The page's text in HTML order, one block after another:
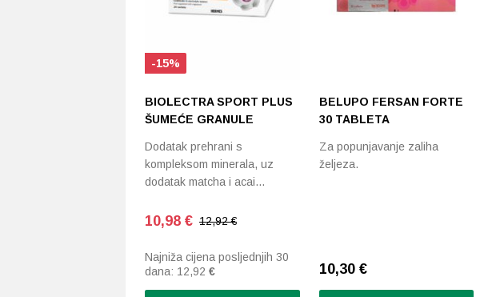
-15%
BIOLECTRA SPORT PLUS
ŠUMEĆE GRANULE
Dodatak prehrani s
kompleksom minerala, uz
dodatak matcha i acai…
10,98 € 12,92 €
Najniža cijena posljednjih 30
dana: 12,92 €
BELUPO FERSAN FORTE
30 TABLETA
Za popunjavanje zaliha
željeza.
10,30 €